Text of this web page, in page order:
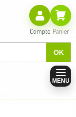
OK
Compte Panier
MENU